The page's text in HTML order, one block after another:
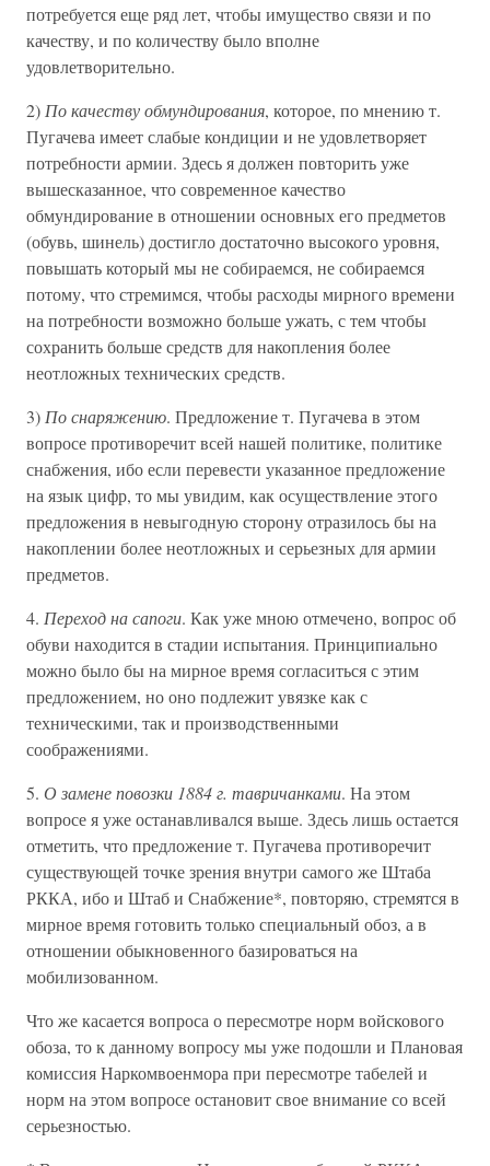
потребуется еще ряд лет, чтобы имущество связи и по
качеству, и по количеству было вполне
удовлетворительно.
2) По качеству обмундирования, которое, по мнению т.
Пугачева имеет слабые кондиции и не удовлетворяет
потребности армии. Здесь я должен повторить уже
вышесказанное, что современное качество
обмундирование в отношении основных его предметов
(обувь, шинель) достигло достаточно высокого уровня,
повышать который мы не собираемся, не собираемся
потому, что стремимся, чтобы расходы мирного времени
на потребности возможно больше ужать, с тем чтобы
сохранить больше средств для накопления более
неотложных технических средств.
3) По снаряжению. Предложение т. Пугачева в этом
вопросе противоречит всей нашей политике, политике
снабжения, ибо если перевести указанное предложение
на язык цифр, то мы увидим, как осуществление этого
предложения в невыгодную сторону отразилось бы на
накоплении более неотложных и серьезных для армии
предметов.
4. Переход на сапоги. Как уже мною отмечено, вопрос об
обуви находится в стадии испытания. Принципиально
можно было бы на мирное время согласиться с этим
предложением, но оно подлежит увязке как с
техническими, так и производственными
соображениями.
5. О замене повозки 1884 г. тавричанками. На этом
вопросе я уже останавливался выше. Здесь лишь остается
отметить, что предложение т. Пугачева противоречит
существующей точке зрения внутри самого же Штаба
РККА, ибо и Штаб и Снабжение*, повторяю, стремятся в
мирное время готовить только специальный обоз, а в
отношении обыкновенного базироваться на
мобилизованном.
Что же касается вопроса о пересмотре норм войскового
обоза, то к данному вопросу мы уже подошли и Плановая
комиссия Наркомвоенмора при пересмотре табелей и
норм на этом вопросе остановит свое внимание со всей
серьезностью.